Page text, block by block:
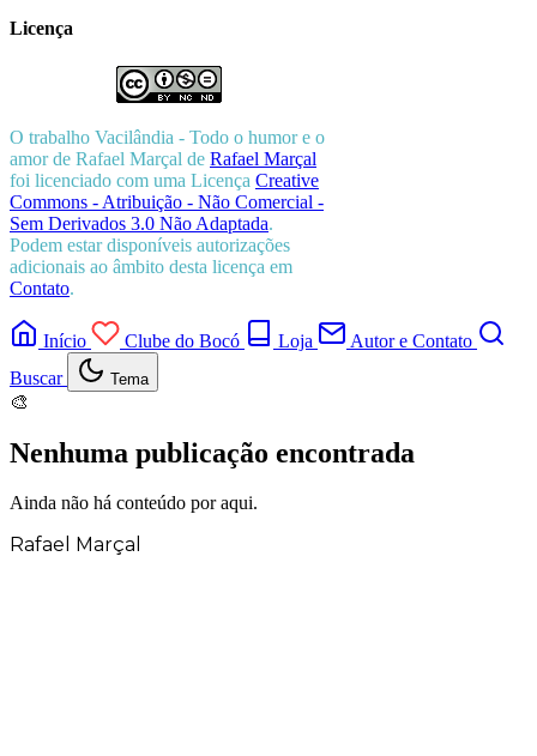
Licença
O trabalho Vacilândia - Todo o humor e o
amor de Rafael Marçal de Rafael Marçal
foi licenciado com uma Licença Creative
Commons - Atribuição - Não Comercial -
Sem Derivados 3.0 Não Adaptada.
Podem estar disponíveis autorizações
adicionais ao âmbito desta licença em
Contato.
Início Clube do Bocó Loja
Autor e Contato
Buscar
Tema
🎨
Nenhuma publicação encontrada
Ainda não há conteúdo por aqui.
Rafael Marçal